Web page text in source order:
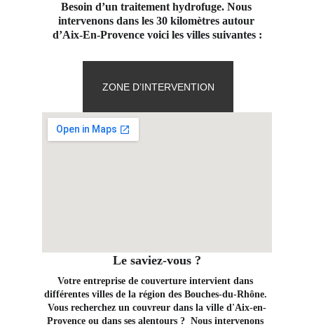
Besoin d’un traitement hydrofuge. Nous
intervenons dans les 30 kilomètres autour
d’Aix-En-Provence voici les villes suivantes :
ZONE D’INTERVENTION
Le saviez-vous ?
Votre entreprise de couverture intervient dans
différentes villes de la région des Bouches-du-Rhône.
Vous recherchez un couvreur dans la ville d'Aix-en-
Provence ou dans ses alentours ?  Nous intervenons